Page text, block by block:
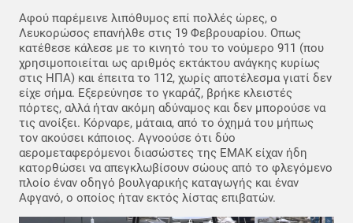
Αφού παρέμεινε λιπόθυμος επί πολλές ώρες, ο
Λευκορώσος επανήλθε στις 19 Φεβρουαρίου. Οπως
κατέθεσε κάλεσε με το κινητό του το νούμερο 911 (που
χρησιμοποιείται ως αριθμός εκτάκτου ανάγκης κυρίως
στις ΗΠΑ) και έπειτα το 112, χωρίς αποτέλεσμα γιατί δεν
είχε σήμα. Εξερεύνησε το γκαράζ, βρήκε κλειστές
πόρτες, αλλά ήταν ακόμη αδύναμος και δεν μπορούσε να
τις ανοίξει. Κόρναρε, μάταια, από το όχημά του μήπως
τον ακούσει κάποιος. Αγνοούσε ότι δύο
αερομεταφερόμενοι διασώστες της ΕΜΑΚ είχαν ήδη
κατορθώσει να απεγκλωβίσουν σώους από το φλεγόμενο
πλοίο έναν οδηγό βουλγαρικής καταγωγής και έναν
Αφγανό, ο οποίος ήταν εκτός λίστας επιβατών.